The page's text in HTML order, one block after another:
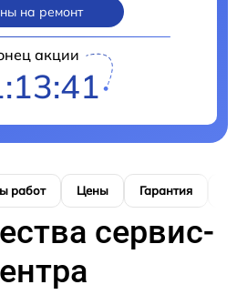
на ремонт
акции
работ Цены Гарантия
сервис-